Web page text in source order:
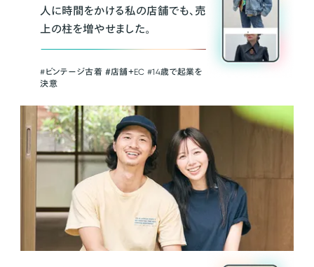
人に時間をかける私の店舗でも、売
上の柱を増やせました。
#ビンテージ古着 ＃店舗＋EC #14歳で起業を
決意